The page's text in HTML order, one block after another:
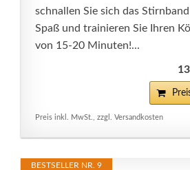
schnallen Sie sich das
Spaß und trainieren Sie Ihren
von 15-20 Minuten!...
Preis inkl. MwSt., zzgl. Versandkosten
BESTSELLER NR. 9